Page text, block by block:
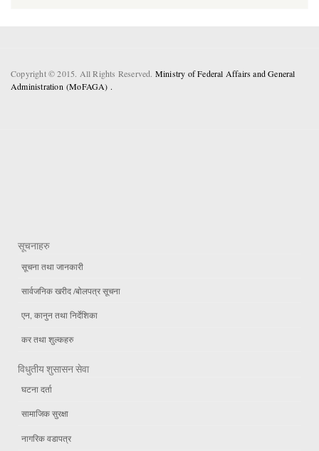
Copyright © 2015. All Rights Reserved. Ministry of Federal Affairs and General
Administration (MoFAGA) .
सूचनाहरु
सूचना तथा जानकारी
सार्वजनिक खरीद /बोलपत्र सूचना
एन, कानुन तथा निर्देशिका
कर तथा शुल्कहरु
विधुतीय शुसासन सेवा
घटना दर्ता
सामाजिक सुरक्षा
नागरिक वडापत्र